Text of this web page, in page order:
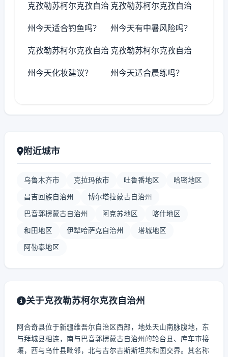
克孜勒苏柯尔克孜自治
州今天适合钓鱼吗？
克孜勒苏柯尔克孜自治
州今天有中暑风险吗？
克孜勒苏柯尔克孜自治
州今天化妆建议？
克孜勒苏柯尔克孜自治
州今天适合晨练吗？
附近城市
乌鲁木齐市 克拉玛依市 吐鲁番地区 哈密地区
昌吉回族自治州 博尔塔拉蒙古自治州
巴音郭楞蒙古自治州 阿克苏地区 喀什地区
和田地区 伊犁哈萨克自治州 塔城地区
阿勒泰地区
关于克孜勒苏柯尔克孜自治州
阿合奇县位于新疆维吾尔自治区西部，地处天山南脉腹地，东
与拜城县相连，南与巴音郭楞蒙古自治州的轮台县、库车市接
壤，西与乌什县毗邻，北与吉尔吉斯斯坦共和国交界。其名称